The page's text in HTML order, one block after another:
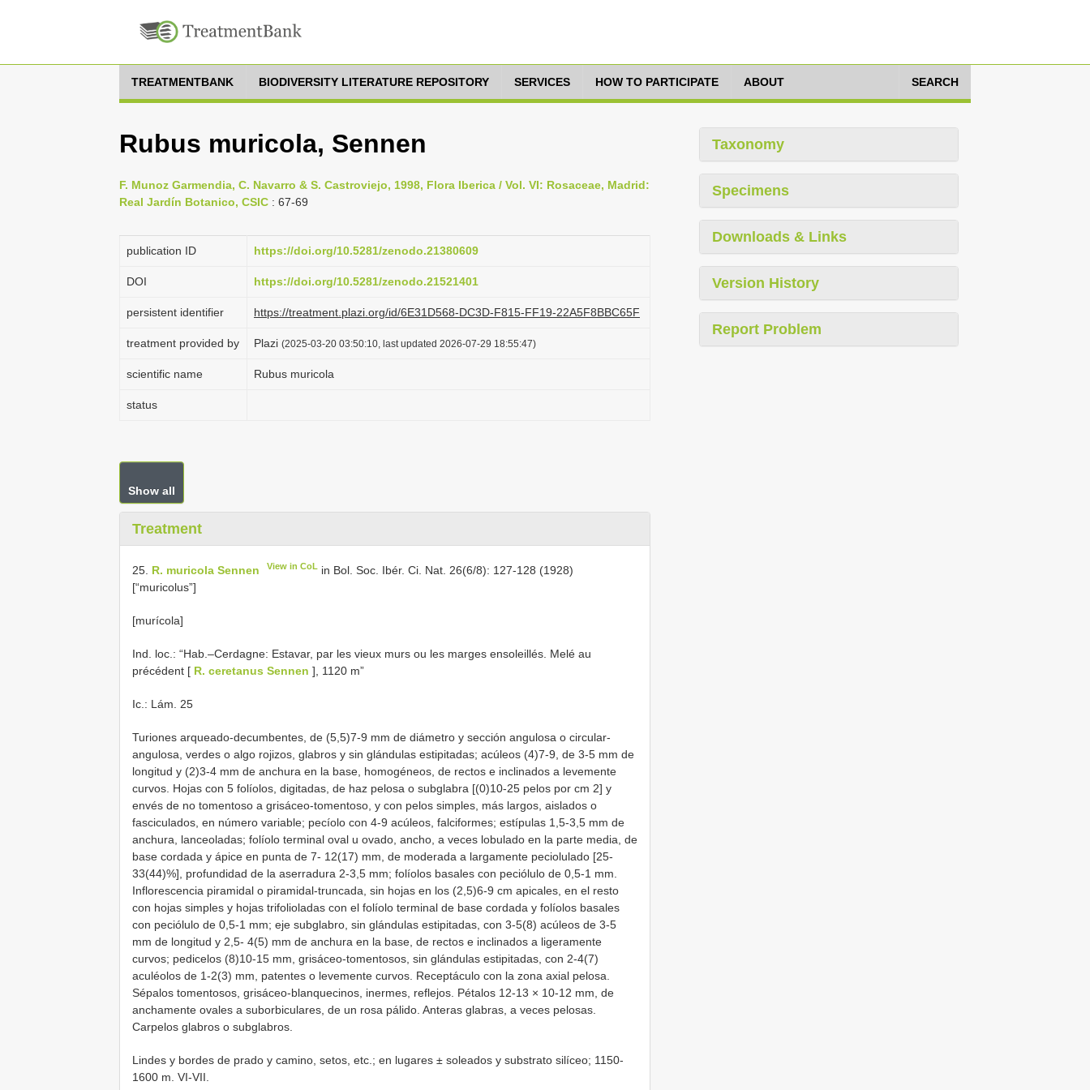
TREATMENTBANK BIODIVERSITY LITERATURE REPOSITORY SERVICES HOW TO PARTICIPATE ABOUT SEARCH
Rubus muricola, Sennen
F. Munoz Garmendia, C. Navarro & S. Castroviejo, 1998, Flora Iberica / Vol. VI: Rosaceae, Madrid:
Real Jardín Botanico, CSIC : 67-69
publication ID https://doi.org/10.5281/zenodo.21380609
DOI https://doi.org/10.5281/zenodo.21521401
persistent identifier https://treatment.plazi.org/id/6E31D568-DC3D-F815-FF19-22A5F8BBC65F
treatment provided by Plazi (2025-03-20 03:50:10, last updated 2026-07-29 18:55:47)
scientific name Rubus muricola
status
Show all
Treatment
25. R. muricola Sennen View in CoL in Bol. Soc. Ibér. Ci. Nat. 26(6/8): 127-128 (1928)
[“muricolus”]
[murícola]
Ind. loc.: “Hab.–Cerdagne: Estavar, par les vieux murs ou les marges ensoleillés. Melé au
précédent [ R. ceretanus Sennen ], 1120 m”
Ic.: Lám. 25
Turiones arqueado-decumbentes, de (5,5)7-9 mm de diámetro y sección angulosa o circular-
angulosa, verdes o algo rojizos, glabros y sin glándulas estipitadas; acúleos (4)7-9, de 3-5 mm de
longitud y (2)3-4 mm de anchura en la base, homogéneos, de rectos e inclinados a levemente
curvos. Hojas con 5 folíolos, digitadas, de haz pelosa o subglabra [(0)10-25 pelos por cm 2] y
envés de no tomentoso a grisáceo-tomentoso, y con pelos simples, más largos, aislados o
fasciculados, en número variable; pecíolo con 4-9 acúleos, falciformes; estípulas 1,5-3,5 mm de
anchura, lanceoladas; folíolo terminal oval u ovado, ancho, a veces lobulado en la parte media, de
base cordada y ápice en punta de 7- 12(17) mm, de moderada a largamente peciolulado [25-
33(44)%], profundidad de la aserradura 2-3,5 mm; folíolos basales con peciólulo de 0,5-1 mm.
Inflorescencia piramidal o piramidal-truncada, sin hojas en los (2,5)6-9 cm apicales, en el resto
con hojas simples y hojas trifolioladas con el folíolo terminal de base cordada y folíolos basales
con peciólulo de 0,5-1 mm; eje subglabro, sin glándulas estipitadas, con 3-5(8) acúleos de 3-5
mm de longitud y 2,5- 4(5) mm de anchura en la base, de rectos e inclinados a ligeramente
curvos; pedicelos (8)10-15 mm, grisáceo-tomentosos, sin glándulas estipitadas, con 2-4(7)
aculéolos de 1-2(3) mm, patentes o levemente curvos. Receptáculo con la zona axial pelosa.
Sépalos tomentosos, grisáceo-blanquecinos, inermes, reflejos. Pétalos 12-13 × 10-12 mm, de
anchamente ovales a suborbiculares, de un rosa pálido. Anteras glabras, a veces pelosas.
Carpelos glabros o subglabros.
Lindes y bordes de prado y camino, setos, etc.; en lugares ± soleados y substrato silíceo; 1150-
1600 m. VI-VII.
Taxonomy
Specimens
Downloads & Links
Version History
Report Problem